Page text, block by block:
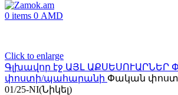
0 items 0 AMD
Click to enlarge
Գլխավոր էջ ԱՅԼ ԱՔՍԵՍՈՒԱՐՆԵՐ
փոստի/պահարանի Փական փոստի
01/25-NI(Նիկել)